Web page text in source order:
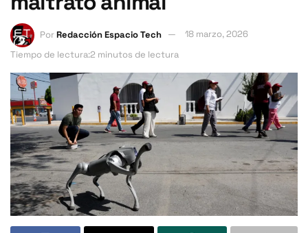
PorRedacción Espacio Tech
18 marzo, 2026
Tiempo de lectura:2 minutos de lectura